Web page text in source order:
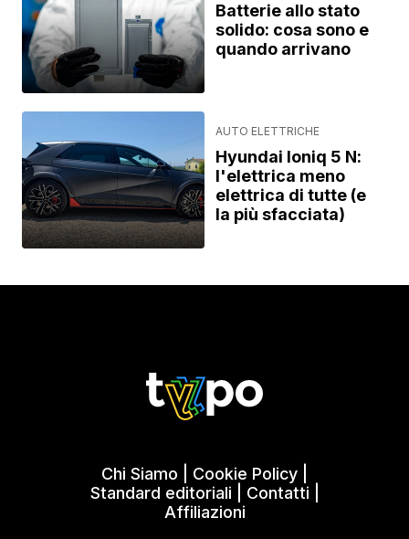
Batterie allo stato
solido: cosa sono e
quando arrivano
AUTO ELETTRICHE
Hyundai Ioniq 5 N:
l'elettrica meno
elettrica di tutte (e
la più sfacciata)
Chi Siamo Cookie Policy
Standard editoriali
Contatti
Affiliazioni